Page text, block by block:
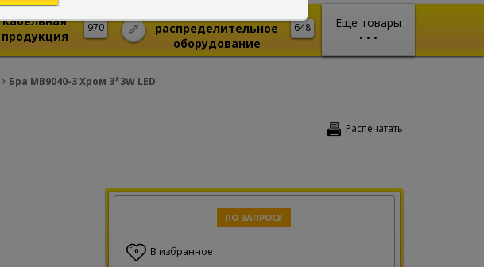
Еще товары
• • •
970
Кабельная
продукция
648
распределительное
оборудование
Бра MB9040-3 Хром 3*3W LED
Распечатать
ПО ЗАПРОСУ
0 В избранное